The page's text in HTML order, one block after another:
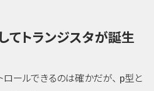
てトランジスタが誕生
ロールできるのは確かだが、 p型と